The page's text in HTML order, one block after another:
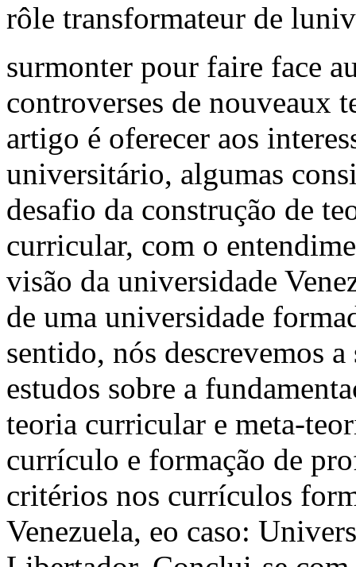
rôle transformateur de
surmonter pour faire face
controverses de nouveaux
artigo é oferecer aos
universitário, algumas
desafio da construção de
curricular, com o
visão da universidade
de uma universidade
sentido, nós descrevemos
estudos sobre a
teoria curricular e meta-
currículo e formação de
critérios nos currículos
Venezuela, eo caso: